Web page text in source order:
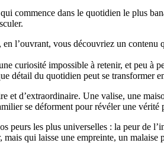
commence dans le quotidien le plus
l’ouvrant, vous découvriez un
curiosité impossible à retenir, et peu à
détail du quotidien peut se transformer
et d’extraordinaire. Une valise, une
se déforment pour révéler une vérité
les plus universelles : la peur de
qui laisse une empreinte, un malaise